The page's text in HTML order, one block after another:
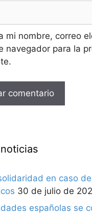
mi nombre, correo
navegador para la
en caso
30 de julio de
españolas se